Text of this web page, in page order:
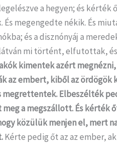
a hegyen; és
És megengedte nékik. És
és a disznónyáj a
mi történt, elfutottak, és
kimentek azért
az embert, kiből az ördögök
megrettentek. Elbeszélték
a megszállott. És kérték
közülük menjen el, mert
Kérte pedig őt az az ember,